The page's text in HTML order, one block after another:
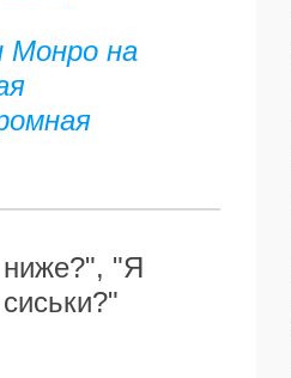
Монро на
"Я